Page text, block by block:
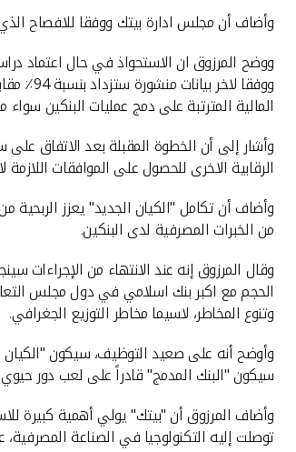
وأضاف أن مجلس ادارة بيتك ووفقا للافصاح
ووفقا
المالية المترتبة على دمج عمليات البنكين
وأشار إلى أن الخطوة المقبلة بعد الاتفاق
الرقابية الاخرى للحصول على الموافقات
وأضاف أن تكامل "الكيان الجديد" يعزز
من الخبرات المصرفية لدى البنكين.
الحجم مع اكبر بنك اسلامي في دول مجلس
وتنوع المخاطر، لاسيما مخاطر التوزيع الجغرافي.
وأوضح أنه على صعيد التوظيف، سيكون "الكيان
سيكون "البنك المدمج" قادراً على لعب دور
وأضاف المرزوق أن "بيتك" يولي أهمية كبيرة
توصلت إليه التكنولوجيا في الصناعة المصرفية،